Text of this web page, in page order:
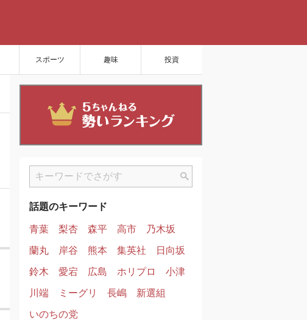
スポーツ 趣味 投資
話題のキーワード
青葉
梨杏 森平 高市
乃木坂
蘭丸
岸谷 熊本 集英社
日向坂
鈴木
愛宕 広島 ホリプロ
小津
川端
ミーグリ 長嶋
新選組
いのちの党